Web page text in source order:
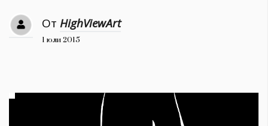
Красота
777 От HighViewArt
1 юли 2015